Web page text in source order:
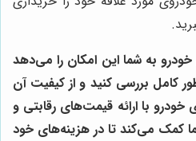
به شما این امکان را می‌دهد
کامل بررسی کنید و از کیفیت آن
خودرو با ارائه قیمت‌های رقابتی و
کمک می‌کند تا در هزینه‌های خود